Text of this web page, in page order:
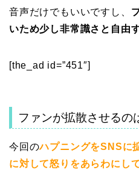
音声だけでもいいですし、
いため少し非常識さと自由
[the_ad id=”451″]
ファンが拡散させるの
今回のハプニングをSNSに
に対して怒りをあらわにし